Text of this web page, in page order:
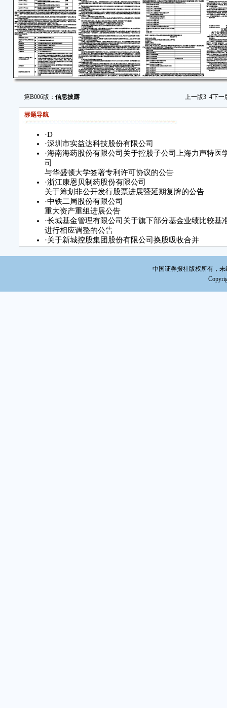
第B006版： 信息披露 上一版3 4下一
标题导航
·D
·深圳市实益达科技股份有限公司
·海南海药股份有限公司关于控股子公司上海力声特医
司
与华盛顿大学签署专利许可协议的公告
·浙江康恩贝制药股份有限公司
关于筹划非公开发行股票进展暨延期复牌的公告
·中铁二局股份有限公司
重大资产重组进展公告
·长城基金管理有限公司关于旗下部分基金业绩比较基
进行相应调整的公告
·关于新城控股集团股份有限公司换股吸收合并
中国证券报社版权所有，未